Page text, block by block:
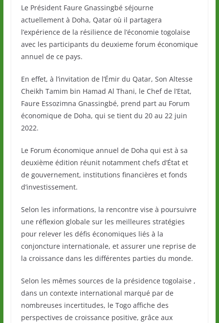
Le Président Faure Gnassingbé séjourne
actuellement à Doha, Qatar où il partagera
l’expérience de la résilience de l’économie togolaise
avec les participants du deuxieme forum économique
annuel de ce pays.
En effet, à l’invitation de l’Émir du Qatar, Son Altesse
Cheikh Tamim bin Hamad Al Thani, le Chef de l’Etat,
Faure Essozimna Gnassingbé, prend part au Forum
économique de Doha, qui se tient du 20 au 22 juin
2022.
Le Forum économique annuel de Doha qui est à sa
deuxième édition réunit notamment chefs d’État et
de gouvernement, institutions financières et fonds
d’investissement.
Selon les informations, la rencontre vise à poursuivre
une réflexion globale sur les meilleures stratégies
pour relever les défis économiques liés à la
conjoncture internationale, et assurer une reprise de
la croissance dans les différentes parties du monde.
Selon les mêmes sources de la présidence togolaise ,
dans un contexte international marqué par de
nombreuses incertitudes, le Togo affiche des
perspectives de croissance positive, grâce aux